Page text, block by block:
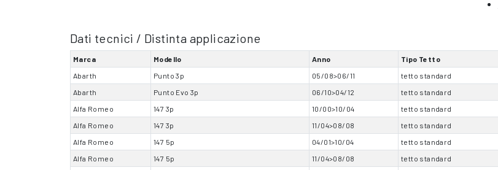
Dati tecnici / Distinta applicazione
Marca Modello Anno Tipo Tetto
Abarth
Punto 3p 05/08>06/11 tetto standard
Abarth
Punto Evo 3p 06/10>04/12 tetto standard
Alfa Romeo
147 3p 10/00>10/04
tetto standard
Alfa Romeo
147 3p 11/04>08/08
tetto standard
Alfa Romeo
147 5p 04/01>10/04
tetto standard
Alfa Romeo
147 5p 11/04>08/08
tetto standard